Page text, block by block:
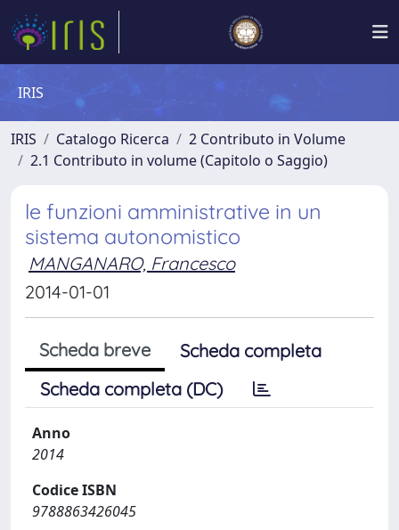
IRIS
IRIS Catalogo Ricerca
2 Contributo in Volume
2.1 Contributo in volume (Capitolo o Saggio)
le funzioni amministrative in un
sistema autonomistico
MANGANARO, Francesco
2014-01-01
Scheda breve
Scheda completa
Scheda completa (DC)
Anno
2014
Codice ISBN
9788863426045